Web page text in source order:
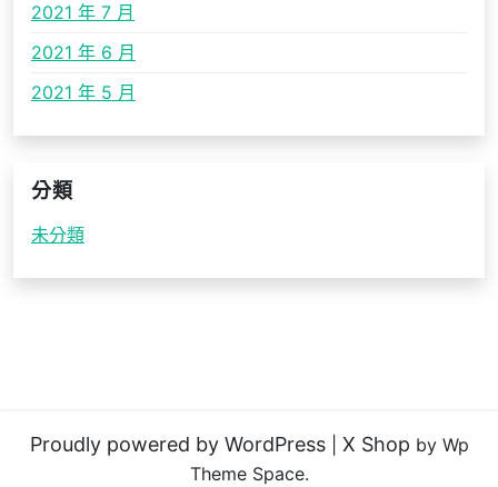
2021 年 7 月
2021 年 6 月
2021 年 5 月
分類
未分類
Proudly powered by WordPress X Shop by Wp
Theme Space.